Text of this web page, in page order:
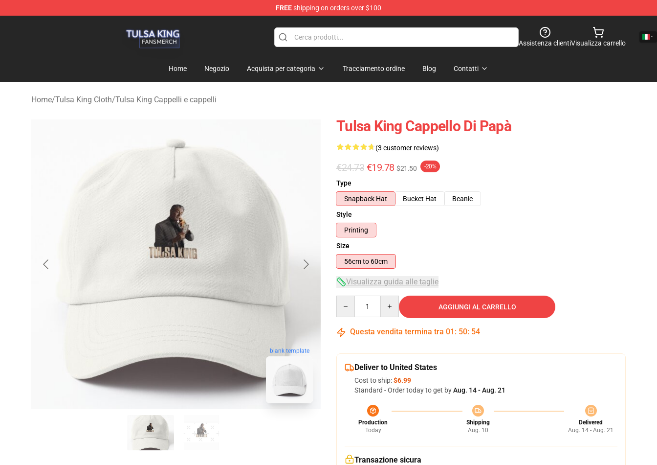
FREEshipping on orders over $100
Assistenza clientiVisualizza carrello
Home Negozio Acquista per categoria Tracciamento ordine Blog Contatti
Home/Tulsa King Cloth/Tulsa King Cappelli e cappelli
blank template
Tulsa King Cappello Di Papà
(3 customer reviews)
€24.73 €19.78 $21.50 -20%
Type
Snapback Hat
Bucket Hat
Beanie
Style
Printing
Size
56cm to 60cm
Visualizza guida alle taglie
AGGIUNGI AL CARRELLO
Questa vendita termina tra 01 : 50: 53
Deliver to United States
Cost to ship:$6.99
Standard - Order today to get byAug. 14 - Aug. 21
Production
Today
Shipping
Aug. 10
Delivered
Aug. 14 - Aug. 21
Transazione sicura